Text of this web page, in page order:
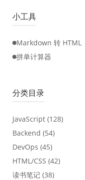
小工具
Markdown 转 HTML
拼单计算器
分类目录
JavaScript (128)
Backend (54)
DevOps (45)
HTML/CSS (42)
读书笔记 (38)